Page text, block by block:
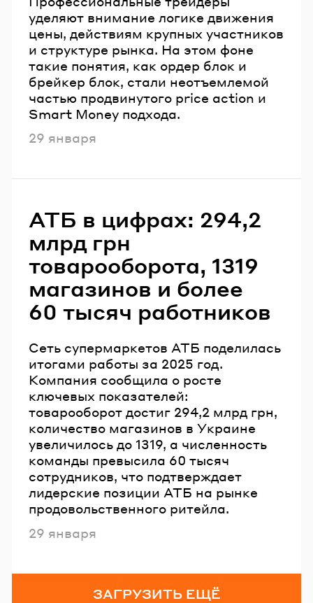
уделяют внимание логике движения
цены, действиям крупных участников
и структуре рынка. На этом фоне
такие понятия, как ордер блок и
брейкер блок, стали неотъемлемой
частью продвинутого price action и
Smart Money подхода.
Опубликовано
29 января
АТБ в цифрах: 294,2
млрд грн
товарооборота, 1319
магазинов и более
60 тысяч работников
Сеть супермаркетов АТБ поделилась
итогами работы за 2025 год.
Компания сообщила о росте
ключевых показателей:
товарооборот достиг 294,2 млрд грн,
количество магазинов в Украине
увеличилось до 1319, а численность
команды превысила 60 тысяч
сотрудников, что подтверждает
лидерские позиции АТБ на рынке
продовольственного ритейла.
Опубликовано
29 января
ЗАГРУЗИТЬ ЕЩЁ